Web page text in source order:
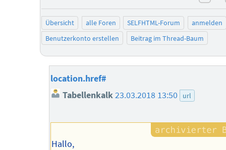
Übersicht alle Foren SELFHTML-Forum
anmelden
Benutzerkonto erstellen
Beitrag im Thread-Baum
location.href#
Tabellenkalk 23.03.2018 13:50 url
Hallo,